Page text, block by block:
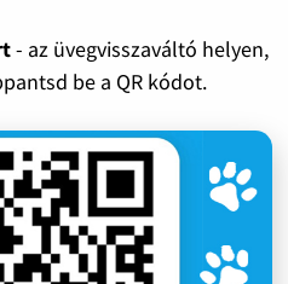
- az üvegvisszaváltó helyen,
be a QR kódot.